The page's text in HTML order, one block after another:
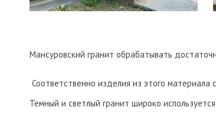
Мансуровский гранит обрабатывать
Соответственно изделия из этого
Темный и светлый гранит широко